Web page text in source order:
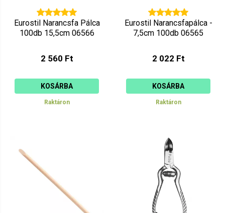
Eurostil Narancsfa Pálca
100db 15,5cm 06566
2 560 Ft
KOSÁRBA
Raktáron
Eurostil Narancsfapálca -
7,5cm 100db 06565
2 022 Ft
KOSÁRBA
Raktáron